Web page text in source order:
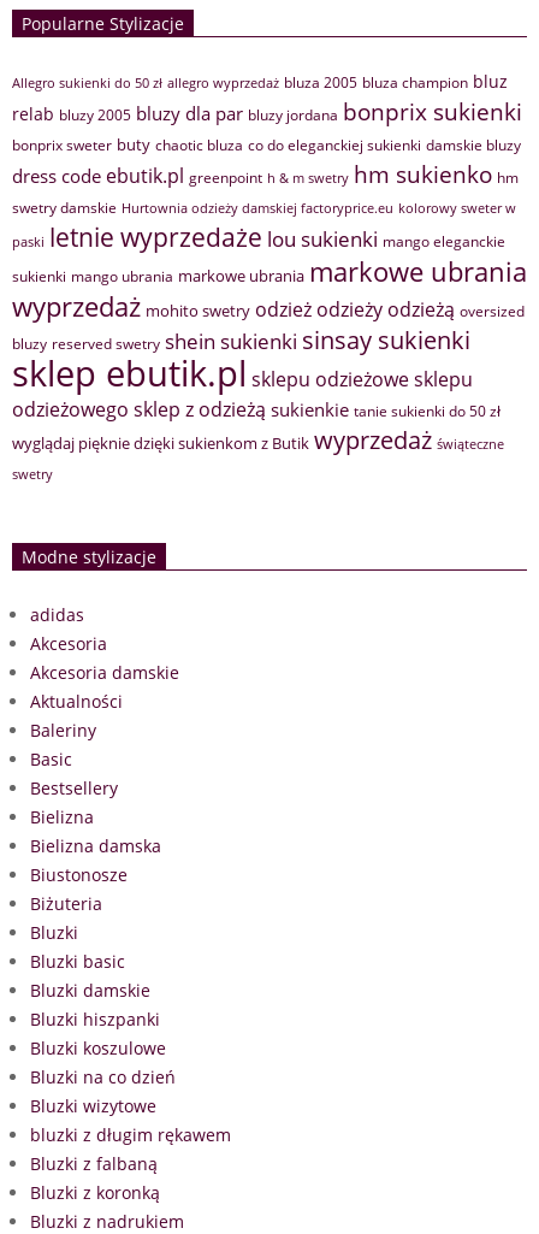
Popularne Stylizacje
Allegro sukienki do 50 zł allegro wyprzedaż bluza 2005 bluza champion bluz
relab bluzy 2005 bluzy dla par bluzy jordana bonprix sukienki
bonprix sweter buty chaotic bluza co do eleganckiej sukienki damskie bluzy
dress code ebutik.pl greenpoint h & m swetry hm sukienko hm
swetry damskie Hurtownia odzieży damskiej factoryprice.eu kolorowy sweter w
paski letnie wyprzedaże lou sukienki mango eleganckie
sukienki mango ubrania markowe ubrania markowe ubrania
wyprzedaż mohito swetry odzież odzieży odzieżą oversized
bluzy reserved swetry shein sukienki sinsay sukienki
sklep ebutik.pl sklepu odzieżowesklepu
odzieżowego sklep z odzieżą sukienkie tanie sukienki do 50 zł
wyglądaj pięknie dzięki sukienkom z Butik wyprzedaż świąteczne
swetry
Modne stylizacje
adidas
Akcesoria
Akcesoria damskie
Aktualności
Baleriny
Basic
Bestsellery
Bielizna
Bielizna damska
Biustonosze
Biżuteria
Bluzki
Bluzki basic
Bluzki damskie
Bluzki hiszpanki
Bluzki koszulowe
Bluzki na co dzień
Bluzki wizytowe
bluzki z długim rękawem
Bluzki z falbaną
Bluzki z koronką
Bluzki z nadrukiem